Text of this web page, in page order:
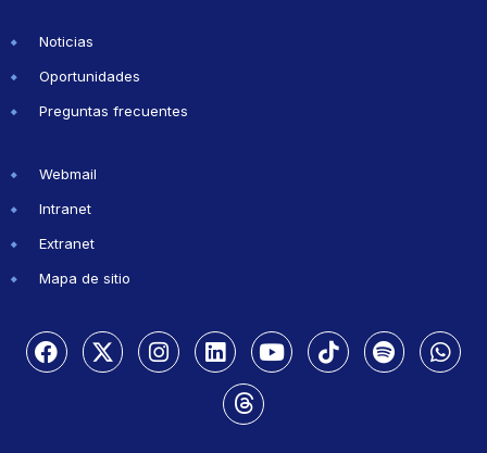
Noticias
Oportunidades
Preguntas frecuentes
Webmail
Intranet
Extranet
Mapa de sitio